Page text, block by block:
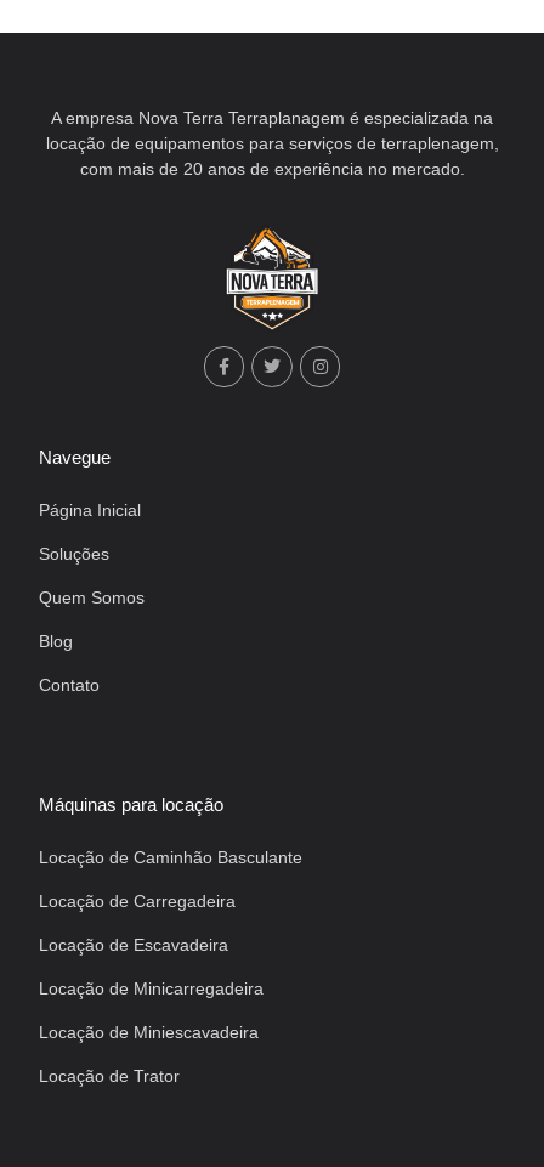
A empresa Nova Terra Terraplanagem é especializada na
locação de equipamentos para serviços de terraplenagem,
com mais de 20 anos de experiência no mercado.
Navegue
Página Inicial
Soluções
Quem Somos
Blog
Contato
Máquinas para locação
Locação de Caminhão Basculante
Locação de Carregadeira
Locação de Escavadeira
Locação de Minicarregadeira
Locação de Miniescavadeira
Locação de Trator